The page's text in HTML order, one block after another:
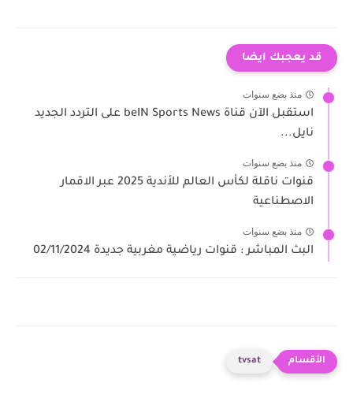
قد يعجبك ايضا
منذ بضع سنوات
استقبل الآن قناة beIN Sports News على التردد الجديد
نايل...
منذ بضع سنوات
قنوات ناقلة لكأس العالم للأندية 2025 عبر الاقمار
الاصطناعية
منذ بضع سنوات
البث المباشر : قنوات رياضية مغربية جديدة 02/11/2024
tvsat